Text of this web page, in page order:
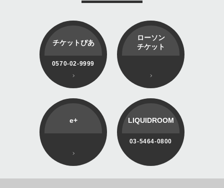
チケットぴあ
0570-02-9999
ローソン
チケット
e+ LIQUIDROOM
03-5464-0800